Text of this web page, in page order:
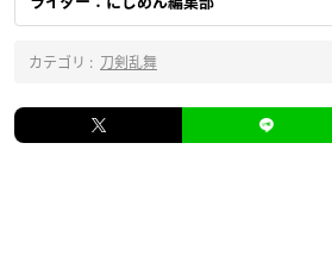
カテゴリ : 刀剣乱舞